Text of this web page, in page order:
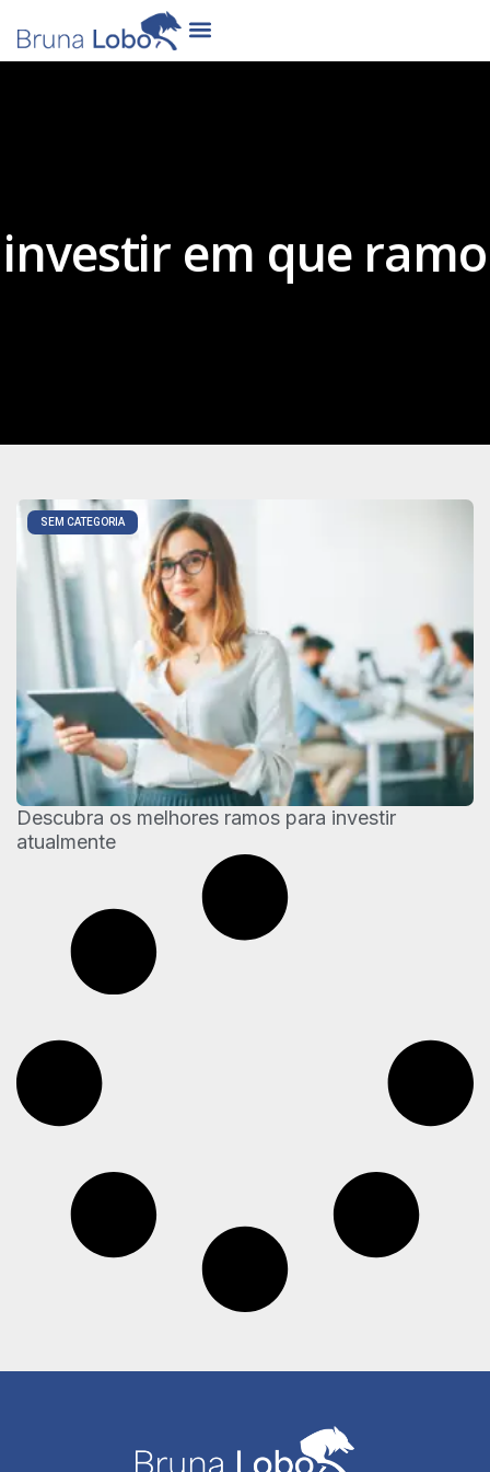
investir em que ramo
SEM CATEGORIA
Descubra os melhores ramos para investir
atualmente